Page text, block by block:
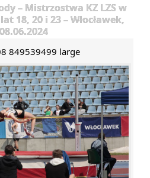
– Mistrzostwa KZ LZS w
18, 20 i 23 – Włocławek,
849539499 large